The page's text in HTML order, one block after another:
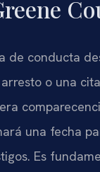
de conducta
o una
una fecha
Es